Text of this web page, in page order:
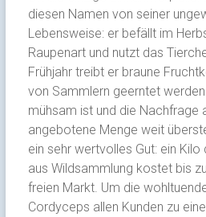
diesen Namen von seiner
Lebensweise: er befällt im
Raupenart und nutzt das
Frühjahr treibt er braune
von Sammlern geerntet
mühsam ist und die Nachfrage
angebotene Menge weit
ein sehr wertvolles Gut: ein
aus Wildsammlung kostet bis
freien Markt. Um die
Cordyceps allen Kunden zu